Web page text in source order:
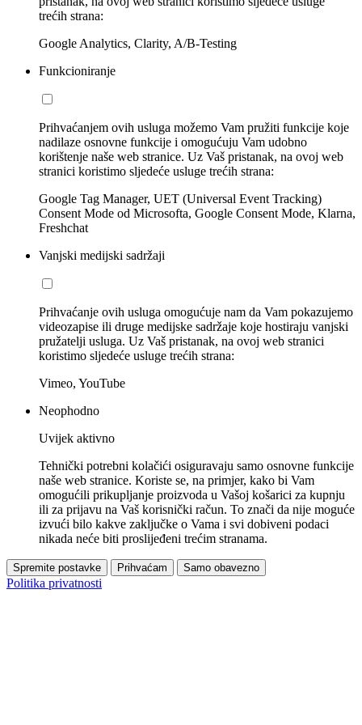
trećih strana:
Google Analytics, Clarity, A/B-Testing
Funkcioniranje
Prihvaćanjem ovih usluga možemo Vam pružiti funkcije koje
nadilaze osnovne funkcije i omogućuju Vam udobno
korištenje naše web stranice. Uz Vaš pristanak, na ovoj web
stranici koristimo sljedeće usluge trećih strana:
Google Tag Manager, UET (Universal Event Tracking)
Consent Mode od Microsofta, Google Consent Mode, Klarna,
Freshchat
Vanjski medijski sadržaji
Prihvaćanje ovih usluga omogućuje nam da Vam pokazujemo
videozapise ili druge medijske sadržaje koje hostiraju vanjski
pružatelji usluga. Uz Vaš pristanak, na ovoj web stranici
koristimo sljedeće usluge trećih strana:
Vimeo, YouTube
Neophodno
Uvijek aktivno
Tehnički potrebni kolačići osiguravaju samo osnovne funkcije
naše web stranice. Koriste se, na primjer, kako bi Vam
omogućili prikupljanje proizvoda u Vašoj košarici za kupnju
ili za prijavu na Vaš korisnički račun. To znači da nije moguće
izvući bilo kakve zaključke o Vama i svi dobiveni podaci
nikada neće biti proslijeđeni trećim stranama.
Spremite postavke Prihvaćam Samo obavezno
Politika privatnosti